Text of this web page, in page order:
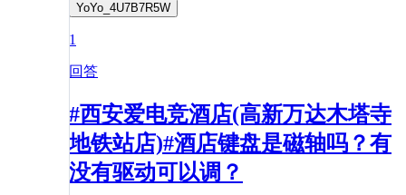
YoYo_4U7B7R5W
1
回答
#西安爱电竞酒店(高新万达木塔寺
地铁站店)#酒店键盘是磁轴吗？有
没有驱动可以调？